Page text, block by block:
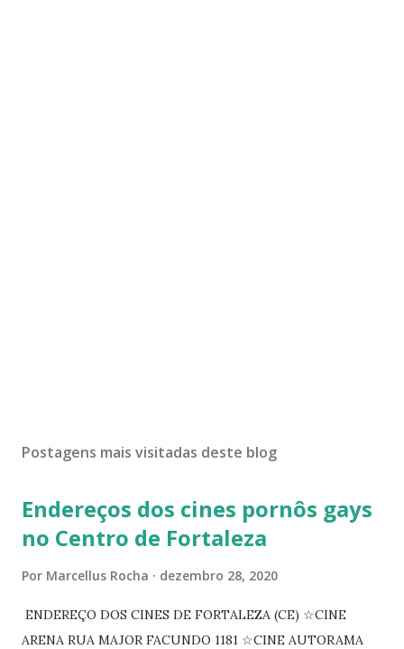
Postagens mais visitadas deste blog
Endereços dos cines pornôs gays
no Centro de Fortaleza
Por Marcellus Rocha dezembro 28, 2020
ENDEREÇO DOS CINES DE FORTALEZA (CE) ☆CINE
ARENA RUA MAJOR FACUNDO 1181 ☆CINE AUTORAMA